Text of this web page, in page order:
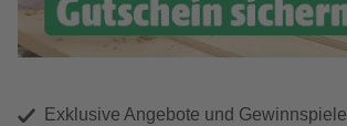
Exklusive Angebote und Gewinnspiele